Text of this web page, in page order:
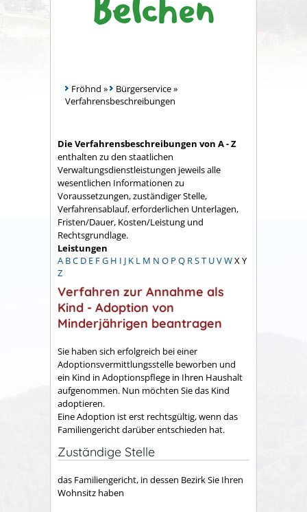
Fröhnd » Bürgerservice»
Verfahrensbeschreibungen
Die Verfahrensbeschreibungen von A - Z
enthalten zu den staatlichen
Verwaltungsdienstleistungen jeweils alle
wesentlichen Informationen zu
Voraussetzungen, zuständiger Stelle,
Verfahrensablauf, erforderlichen Unterlagen,
Fristen/Dauer, Kosten/Leistung und
Rechtsgrundlage.
Leistungen
A BC D E FG H I J K L M N O P Q RST UVWX Y
Z
Verfahren zur Annahme als
Kind - Adoption von
Minderjährigen beantragen
Sie haben sich erfolgreich bei einer
Adoptionsvermittlungsstelle beworben und
ein Kind in Adoptionspflege in Ihren Haushalt
aufgenommen. Nun möchten Sie das Kind
adoptieren.
Eine Adoption ist erst rechtsgültig, wenn das
Familiengericht darüber entschieden hat.
Zuständige Stelle
das Familiengericht, in dessen Bezirk Sie Ihren
Wohnsitz haben